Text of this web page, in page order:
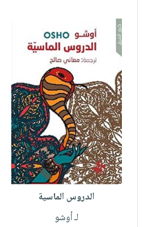
ملابس
مطرزات
حلي
عناية
بالذات
صابون
أطفال
مناسبات
iKitab
بلا
حدود
وفرات
عن
الشركة
سياسة
الشركة
فيديوهات
أسئلة
حسابك
لائحة
الأمنيات
عربة
التسوقالدروس الماسية
لـ أوشو